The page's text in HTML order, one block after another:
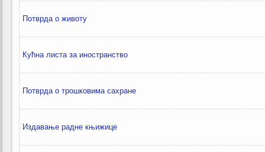
Потврда о животу
Кућна листа за иностранство
Потврда о трошковима сахране
Издавање радне књижицe